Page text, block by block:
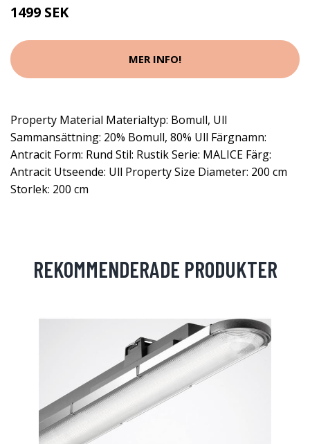
1499 SEK
MER INFO!
Property Material Materialtyp: Bomull, Ull
Sammansättning: 20% Bomull, 80% Ull Färgnamn:
Antracit Form: Rund Stil: Rustik Serie: MALICE Färg:
Antracit Utseende: Ull Property Size Diameter: 200 cm
Storlek: 200 cm
REKOMMENDERADE PRODUKTER